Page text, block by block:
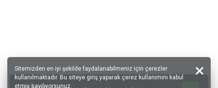
Sitemizden en iyi şekilde faydalanabilmeniz için çerezler
kullanılmaktadır. Bu siteye giriş yaparak çerez kullanımını kabul
etmiş sayılıyorsunuz.